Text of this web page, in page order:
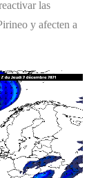
las
y afecten a